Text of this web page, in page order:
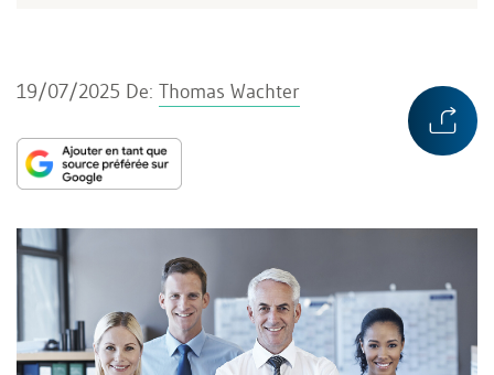
19/07/2025 De: Thomas Wachter